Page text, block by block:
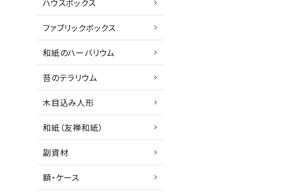
ハウスボックス
ファブリックボックス
和紙のハーバリウム
苔のテラリウム
木目込み人形
和紙（友禅和紙）
副資材
額・ケース